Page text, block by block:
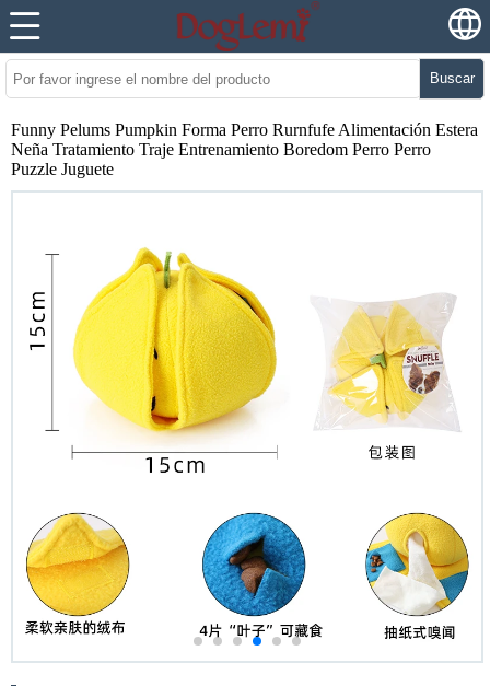
Buscar
Funny Pelums Pumpkin Forma Perro Rurnfufe Alimentación Estera
Neña Tratamiento Traje Entrenamiento Boredom Perro Perro
Puzzle Juguete